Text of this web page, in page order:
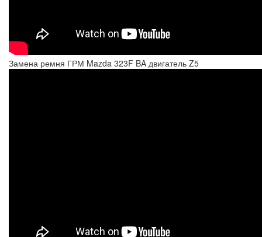
Замена ремня ГРМ Mazda 323F BA двигатель Z5